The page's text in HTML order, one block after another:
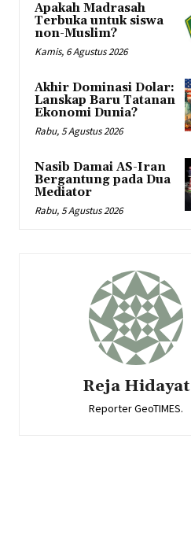
Apakah Madrasah
Terbuka untuk siswa
non-Muslim?
Kamis, 6 Agustus 2026
Akhir Dominasi Dolar:
Lanskap Baru Tatanan
Ekonomi Dunia?
Rabu, 5 Agustus 2026
Nasib Damai AS-Iran
Bergantung pada Dua
Mediator
Rabu, 5 Agustus 2026
Reja Hidayat
Reporter GeoTIMES.